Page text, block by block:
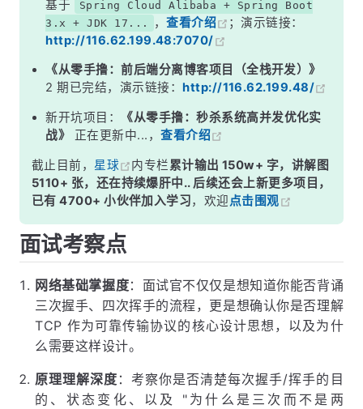
记忆口诀
基于
Spring Cloud Alibaba + Spring Boot
3.x + JDK 17...
，查看介绍
；演示链接：
http://116.62.199.48:7070/
《从零手撸：前后端分离博客项目（全栈开发）》
2 期已完结，演示链接： http://116.62.199.48/
新开坑项目：
《从零手撸：秒杀系统高并发优化实
战》
正在更新中...，查看介绍
截止目前， 星球 内专栏累计输出 150w+ 字，讲解图
5110+ 张，还在持续爆肝中.. 后续还会上新更多项目，
已有 4700+ 小伙伴加入学习，欢迎点击围观
面试考察点
网络基础掌握度：面试官不仅仅是想知道你能否背诵
三次握手、四次挥手的流程，更是想确认你是否理解
TCP 作为可靠传输协议的核心设计思想，以及为什
么需要这样设计。
原理理解深度 ：考察你是否清楚每次握手/挥手的目
的、状态变化、以及 "为什么是三次而不是两